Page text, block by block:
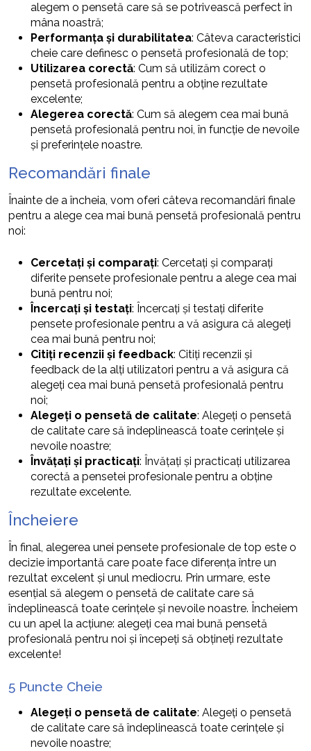
alegem o pensetă care să se potrivească perfect în
mâna noastră;
Performanța și durabilitatea: Câteva caracteristici
cheie care definesc o pensetă profesională de top;
Utilizarea corectă: Cum să utilizăm corect o
pensetă profesională pentru a obține rezultate
excelente;
Alegerea corectă: Cum să alegem cea mai bună
pensetă profesională pentru noi, în funcție de nevoile
și preferințele noastre.
Recomandări finale
Înainte de a încheia, vom oferi câteva recomandări finale
pentru a alege cea mai bună pensetă profesională pentru
noi:
Cercetați și comparați: Cercetați și comparați
diferite pensete profesionale pentru a alege cea mai
bună pentru noi;
Încercați și testați: Încercați și testați diferite
pensete profesionale pentru a vă asigura că alegeți
cea mai bună pentru noi;
Citiți recenzii și feedback: Citiți recenzii și
feedback de la alți utilizatori pentru a vă asigura că
alegeți cea mai bună pensetă profesională pentru
noi;
Alegeți o pensetă de calitate: Alegeți o pensetă
de calitate care să îndeplinească toate cerințele și
nevoile noastre;
Învățați și practicați: Învățați și practicați utilizarea
corectă a pensetei profesionale pentru a obține
rezultate excelente.
Încheiere
În final, alegerea unei pensete profesionale de top este o
decizie importantă care poate face diferența între un
rezultat excelent și unul mediocru. Prin urmare, este
esențial să alegem o pensetă de calitate care să
îndeplinească toate cerințele și nevoile noastre. Încheiem
cu un apel la acțiune: alegeți cea mai bună pensetă
profesională pentru noi și începeți să obțineți rezultate
excelente!
5 Puncte Cheie
Alegeți o pensetă de calitate: Alegeți o pensetă
de calitate care să îndeplinească toate cerințele și
nevoile noastre;